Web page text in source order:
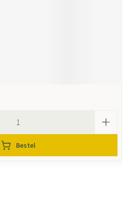
Bestel